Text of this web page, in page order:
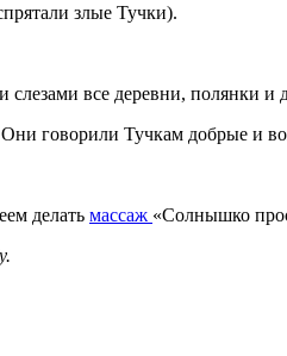
злые Тучки).
все деревни, полянки
говорили Тучкам добрые и
делать массаж «Солнышко